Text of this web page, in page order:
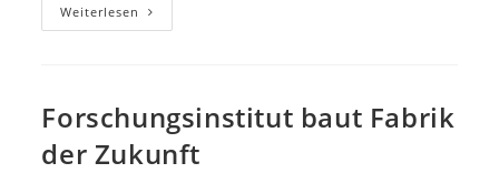
Weiterlesen Hands-
On
The
Future
Forschungsinstitut baut Fabrik
der Zukunft